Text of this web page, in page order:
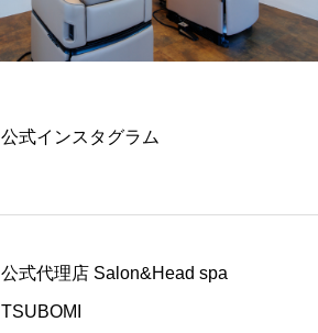
公式インスタグラム
公式代理店 Salon&Head spa
TSUBOMI